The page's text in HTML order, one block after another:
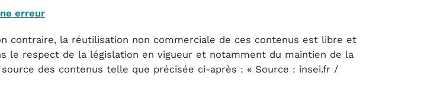
erreur
contraire, la réutilisation non commerciale de ces contenus est libre et
le respect de la législation en vigueur et notamment du maintien de la
des contenus telle que précisée ci-après : « Source : insei.fr /